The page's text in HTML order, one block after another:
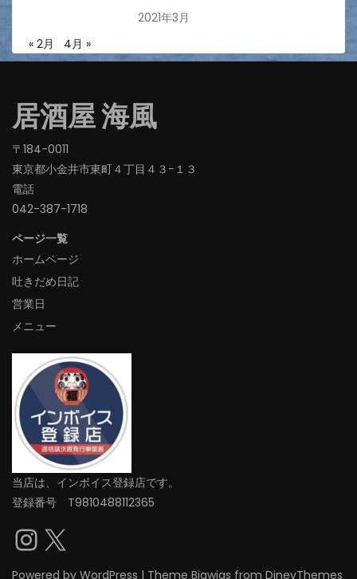
2021年3月
« 2月 4月 »
居酒屋 海風
〒184-0011
東京都小金井市東町４丁目４３−１３
電話
042-387-1718‬
ページ一覧
ホームページ
吐きだめ日記
営業日
メニュー
当店は、インボイス登録店です。
登録番号 T9810488112365
Instagram
X
Powered by WordPress | Theme Bigwigs from DinevThemes